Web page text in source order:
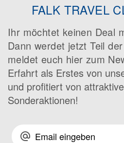
FALK TRAVEL
Ihr möchtet keinen Deal
Dann werdet jetzt Teil
meldet euch hier zum
Erfahrt als Erstes von
und profitiert von
Sonderaktionen!
alternate_email